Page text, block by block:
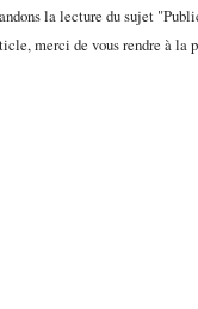
la lecture du sujet
merci de vous rendre à la